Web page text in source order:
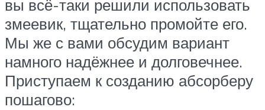
вы всё-таки решили использовать
змеевик, тщательно промойте его.
Мы же с вами обсудим вариант
намного надёжнее и долговечнее.
Приступаем к созданию абсорберу
пошагово: